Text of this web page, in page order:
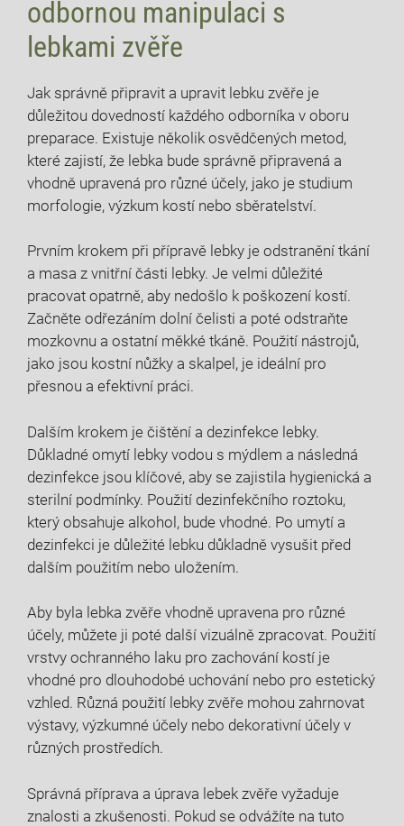
odbornou manipulaci s
lebkami zvěře
Jak správně připravit a upravit lebku zvěře je
důležitou dovedností každého odborníka v oboru
preparace. Existuje několik osvědčených metod,
které zajistí, že lebka bude správně připravená a
vhodně upravená pro různé účely, jako je studium
morfologie, výzkum kostí nebo sběratelství.
Prvním krokem při přípravě lebky je odstranění tkání
a masa z vnitřní části lebky. Je velmi důležité
pracovat opatrně, aby nedošlo k poškození kostí.
Začněte odřezáním dolní čelisti a poté odstraňte
mozkovnu a ostatní měkké tkáně. Použití nástrojů,
jako jsou kostní nůžky a skalpel, je ideální pro
přesnou a efektivní práci.
Dalším krokem je čištění a dezinfekce lebky.
Důkladné omytí lebky vodou s mýdlem a následná
dezinfekce jsou klíčové, aby se zajistila hygienická a
sterilní podmínky. Použití dezinfekčního roztoku,
který obsahuje alkohol, bude vhodné. Po umytí a
dezinfekci je důležité lebku důkladně vysušit před
dalším použitím nebo uložením.
Aby byla lebka zvěře vhodně upravena pro různé
účely, můžete ji poté další vizuálně zpracovat. Použití
vrstvy ochranného laku pro zachování kostí je
vhodné pro dlouhodobé uchování nebo pro estetický
vzhled. Různá použití lebky zvěře mohou zahrnovat
výstavy, výzkumné účely nebo dekorativní účely v
různých prostředích.
Správná příprava a úprava lebek zvěře vyžaduje
znalosti a zkušenosti. Pokud se odvážíte na tuto